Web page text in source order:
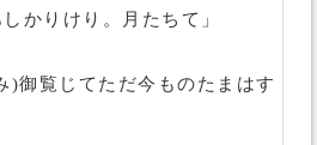
かりけり。月たちて」
)御覧じてただ今ものたまはす